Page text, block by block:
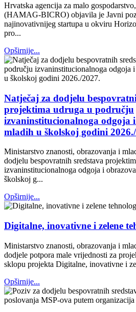
Hrvatska agencija za malo
(HAMAG-BICRO) objavila je Javni
najinovativnijeg startupa u okviru
pro...
Opširnije...
Natječaj za dodjelu
projektima udruga u području
izvaninstitucionalnoga odgoja
mladih u školskoj godini
Ministarstvo znanosti, obrazovanja i
dodjelu bespovratnih sredstava
izvaninstitucionalnoga odgoja i
školskoj g...
Opširnije...
Digitalne, inovativne i zelene
Ministarstvo znanosti, obrazovanja i
dodjele potpora male vrijednosti za
sklopu projekta Digitalne, inovativne i
Opširnije...